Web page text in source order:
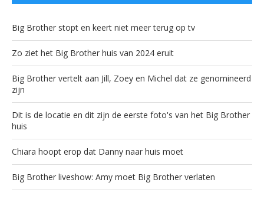
Big Brother stopt en keert niet meer terug op tv
Zo ziet het Big Brother huis van 2024 eruit
Big Brother vertelt aan Jill, Zoey en Michel dat ze genomineerd
zijn
Dit is de locatie en dit zijn de eerste foto's van het Big Brother
huis
Chiara hoopt erop dat Danny naar huis moet
Big Brother liveshow: Amy moet Big Brother verlaten